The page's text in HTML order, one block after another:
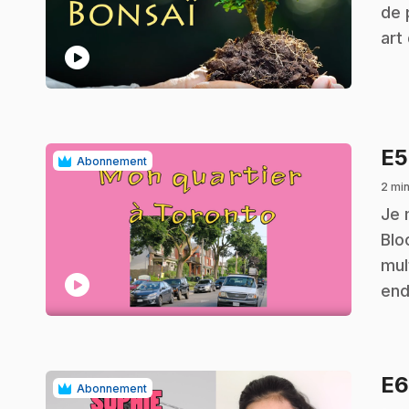
play_circle
de
art
Abonnement
play_circle
E5
2
.Je
Abonnement E6